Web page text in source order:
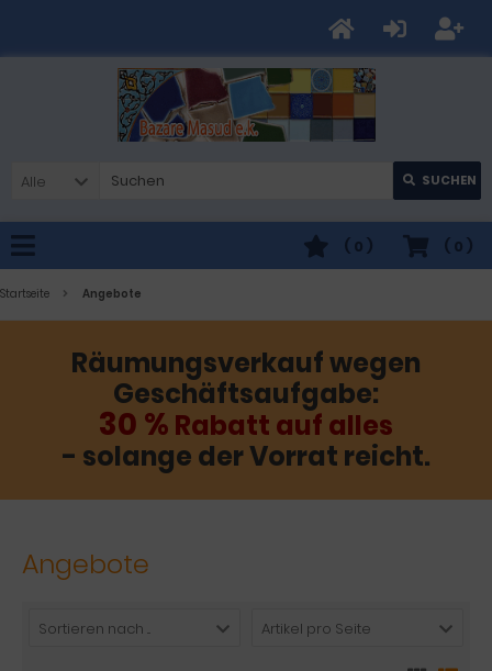
Alle SUCHEN
( 0 )
( 0 )
Startseite Angebote
Räumungsverkauf wegen
Geschäftsaufgabe:
30 % Rabatt auf alles
- solange der Vorrat reicht.
Angebote
Sortieren nach ... Artikel pro Seite